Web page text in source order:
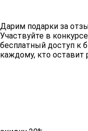
Дарим подарки за
Участвуйте в
бесплатный доступ к
каждому, кто